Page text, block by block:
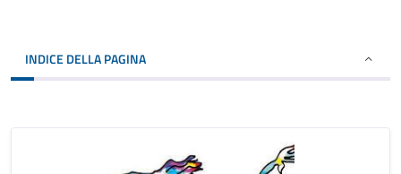
INDICE DELLA PAGINA